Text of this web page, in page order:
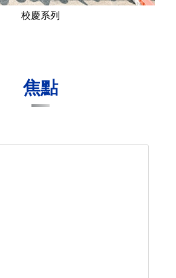
校慶系列
焦點